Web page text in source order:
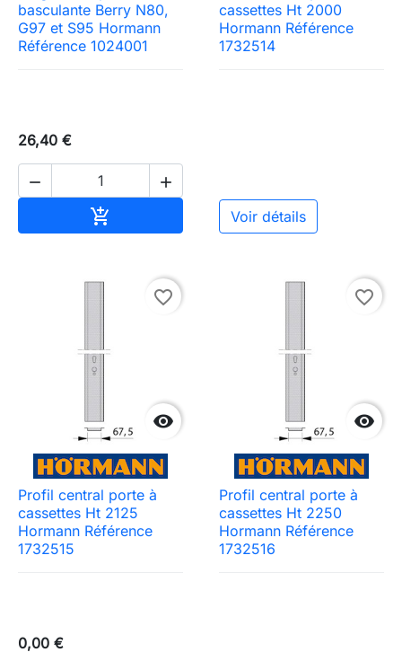
basculante Berry N80,
G97 et S95 Hormann
Référence 1024001
26,40 €
 

cassettes Ht 2000
Hormann Référence
1732514
Voir détails

favorite_border
Profil central porte à
cassettes Ht 2125
Hormann Référence
1732515
0,00 €

favorite_border
Profil central porte à
cassettes Ht 2250
Hormann Référence
1732516